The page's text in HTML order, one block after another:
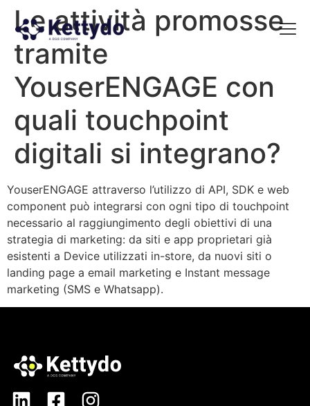
Le attività promosse
tramite
YouserENGAGE con
quali touchpoint
digitali si integrano?
YouserENGAGE attraverso l’utilizzo di API, SDK e web
component può integrarsi con ogni tipo di touchpoint
necessario al raggiungimento degli obiettivi di una
strategia di marketing: da siti e app proprietari già
esistenti a Device utilizzati in-store, da nuovi siti o
landing page a email marketing e Instant message
marketing (SMS e Whatsapp).